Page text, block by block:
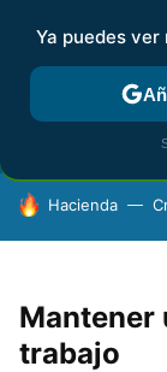
FISCALIDAD Y
HOY SE
Hacienda
Mantener
trabajo
Ya puedes ver